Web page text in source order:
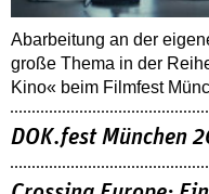
Abarbeitung an der
große Thema in der
Kino« beim Filmfest
DOK.fest München